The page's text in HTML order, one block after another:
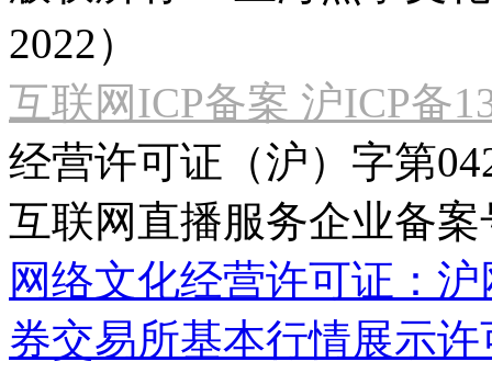
2022）
互联网ICP备案 沪ICP备
经营许可证（沪）字第
互联网直播服务企业备案
网络文化经营许可证：
券交易所基本行情展示许